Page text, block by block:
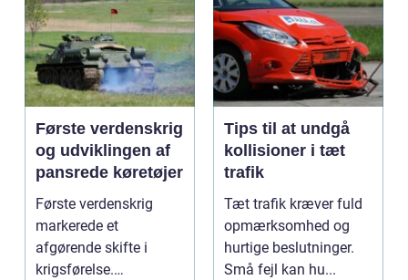
Første verdenskrig
og udviklingen af
pansrede køretøjer
Første verdenskrig
markerede et
afgørende skifte i
krigsførelse.
Tips til at undgå
kollisioner i tæt
trafik
Tæt trafik kræver fuld
opmærksomhed og
hurtige beslutninger.
Små fejl kan hu...